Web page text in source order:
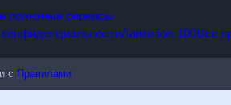
полезные сервисы
сПравилами